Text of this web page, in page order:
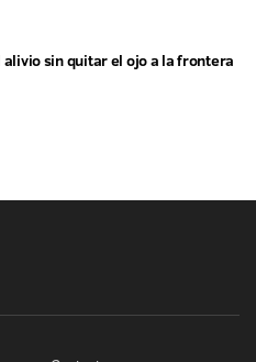
sin quitar el ojo a la frontera